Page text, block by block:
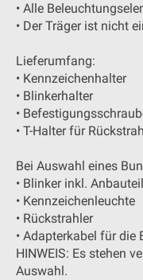
• Alle
• Der Träger ist nicht
Lieferumfang:
• Kennzeichenhalter
• Blinkerhalter
•
• T-Halter für
Bei Auswahl eines
• Blinker inkl.
• Kennzeichenleuchte
• Rückstrahler
• Adapterkabel für die
HINWEIS: Es stehen
Auswahl.